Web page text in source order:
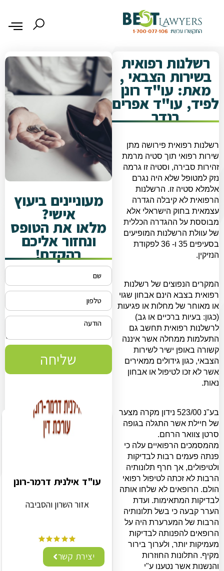
רשלנות רפואית
בשירות הצבאי ,
מאת: עו"ד רונן
לפיד, עו"ד אפרים
בנדר
רשלנות רפואית פירושה מתן
שירות רפואי תוך סטיה מרמת
זהירות סבירה, וסטיה זו גרמה
נזק למטופל שלא היה נגרם
אלמלא סטיה זו. הרשלנות
הרפואית לא קיבלה הגדרה
עצמאית בחוק הישראלי אלא
מבוססת על ההגדרה הכללית
של עוולת הרשלנות המופיעים
בסעיפים 35 ו- 36 לפקודת
הנזיקין.
המקרים הנפוצים של רשלנות
רפואית בצבא הינם אבחון שגוי
או מאוחר של מחלות או פגיעות
(כגון: בעיות ברכיים או גב)
לרשלנות רפואית תחשב גם
התעלמות ממחלה אשר איננה
קשורה באופן ישיר לשירות
הצבאי, כגון גידולים ממאירים
אשר לא זכו לטיפול או אבחון
נאות.
בע"נ 523/00 נידון מקרה מצער
של חיילת אשר התגלה בגופה
סרטן צוואר הרחם.
מהמסמכים הרפואיים עלה כי
פנתה פעמים רבות לבדיקות
ולטיפולים, אך חרף תלונותיה
הרבות לא זכתה לטיפול רפואי
הולם. הרופאים לא שלחו אותה
לבדיקות המתאימות. ועדת
הערר קבעה כי בשל תלונותיה
הרבות של המערערת היה על
הרופאים להפנותה לבדיקות
מעמיקות יותר, ולערוך בירור
מקיף. התלונות החוזרות
והנשנות אשר נטענו ע"י
מעוניינים ביעוץ
אישי?
מלאו את הטופס
ונחזור אליכם
בהקדם!
שליחה
עו"ד אילנית דרמר-רונן
אזור השרון והסביבה
יצירת קשר